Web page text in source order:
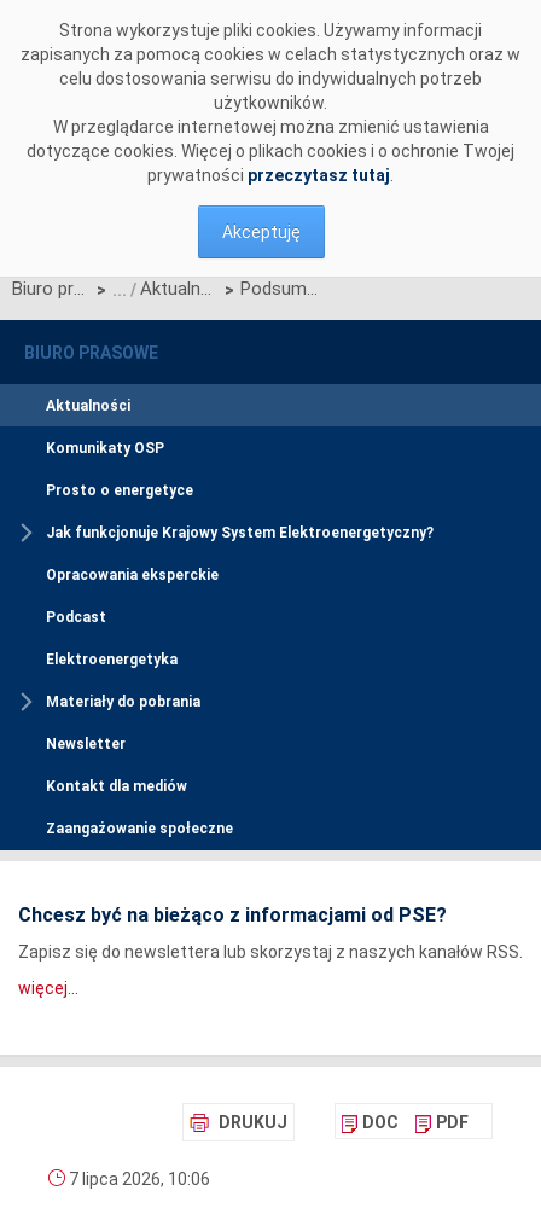
Strona wykorzystuje pliki cookies. Używamy informacji
zapisanych za pomocą cookies w celach statystycznych oraz w
celu dostosowania serwisu do indywidualnych potrzeb
użytkowników.
W przeglądarce internetowej można zmienić ustawienia
dotyczące cookies. Więcej o plikach cookies i o ochronie Twojej
prywatności przeczytasz tutaj
Akceptuję
Biuro prasowe > Aktualności > Podsumowujemy kwartalny okres wnioskowania o zmiany w Zakresie Danych Migracji CSIRE
BIURO PRASOWE
Aktualności
Komunikaty OSP
Prosto o energetyce
Jak funkcjonuje Krajowy System Elektroenergetyczny?
Opracowania eksperckie
Podcast
Elektroenergetyka
Materiały do pobrania
Newsletter
Kontakt dla mediów
Zaangażowanie społeczne
Chcesz być na bieżąco z informacjami od PSE?
Zapisz się do newslettera lub skorzystaj z naszych kanałów RSS.
więcej...
DRUKUJ DOC PDF
7 lipca 2026, 10:06